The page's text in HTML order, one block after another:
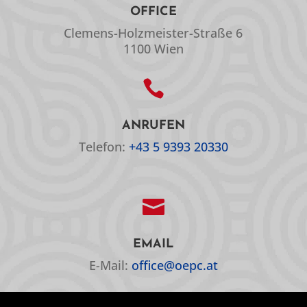
OFFICE
Clemens-Holzmeister-Straße 6
1100 Wien

ANRUFEN
Telefon: +43 5 9393 20330

EMAIL
E-Mail: office@oepc.at